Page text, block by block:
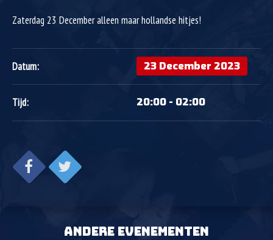
Zaterdag 23 December alleen maar hollandse hitjes!
Datum: 23 December 2023
Tijd: 20:00 - 02:00
ANDERE EVENEMENTEN